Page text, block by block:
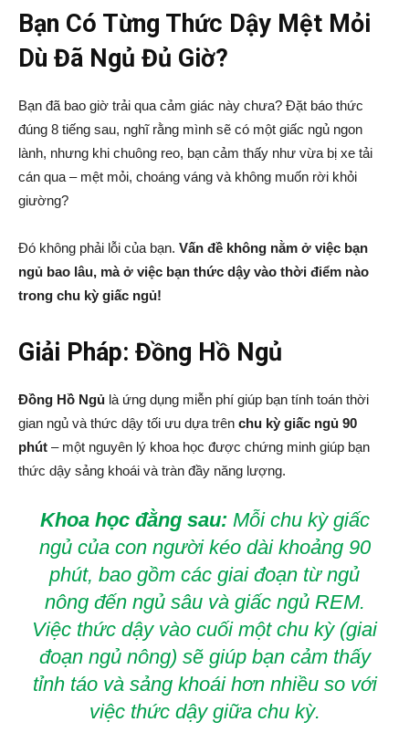
Bạn Có Từng Thức Dậy Mệt Mỏi
Dù Đã Ngủ Đủ Giờ?
Bạn đã bao giờ trải qua cảm giác này chưa? Đặt báo thức
đúng 8 tiếng sau, nghĩ rằng mình sẽ có một giấc ngủ ngon
lành, nhưng khi chuông reo, bạn cảm thấy như vừa bị xe tải
cán qua – mệt mỏi, choáng váng và không muốn rời khỏi
giường?
Đó không phải lỗi của bạn. Vấn đề không nằm ở việc bạn
ngủ bao lâu, mà ở việc bạn thức dậy vào thời điểm nào
trong chu kỳ giấc ngủ!
Giải Pháp: Đồng Hồ Ngủ
Đồng Hồ Ngủ là ứng dụng miễn phí giúp bạn tính toán thời
gian ngủ và thức dậy tối ưu dựa trên chu kỳ giấc ngủ 90
phút – một nguyên lý khoa học được chứng minh giúp bạn
thức dậy sảng khoái và tràn đầy năng lượng.
Khoa học đằng sau:Mỗi chu kỳ giấc
ngủ của con người kéo dài khoảng 90
phút, bao gồm các giai đoạn từ ngủ
nông đến ngủ sâu và giấc ngủ REM.
Việc thức dậy vào cuối một chu kỳ (giai
đoạn ngủ nông) sẽ giúp bạn cảm thấy
tỉnh táo và sảng khoái hơn nhiều so với
việc thức dậy giữa chu kỳ.